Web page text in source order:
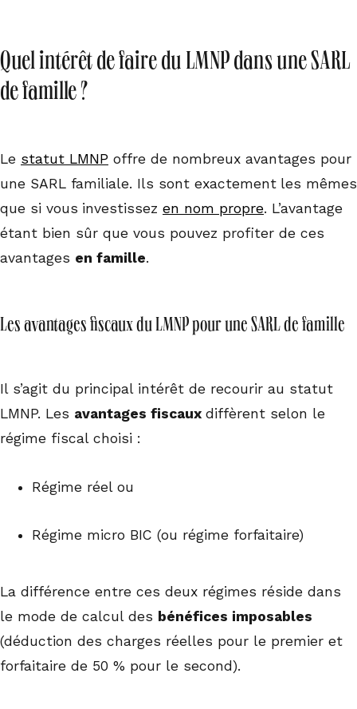
Quel intérêt de faire du LMNP dans une SARL
de famille ?
Le statut LMNP offre de nombreux avantages pour
une SARL familiale. Ils sont exactement les mêmes
que si vous investissez en nom propre. L’avantage
étant bien sûr que vous pouvez profiter de ces
avantages en famille.
Les avantages fiscaux du LMNP pour une SARL de famille
Il s’agit du principal intérêt de recourir au statut
LMNP. Les avantages fiscaux diffèrent selon le
régime fiscal choisi :
Régime réel ou
Régime micro BIC (ou régime forfaitaire)
La différence entre ces deux régimes réside dans
le mode de calcul des bénéfices imposables
(déduction des charges réelles pour le premier et
forfaitaire de 50 % pour le second).